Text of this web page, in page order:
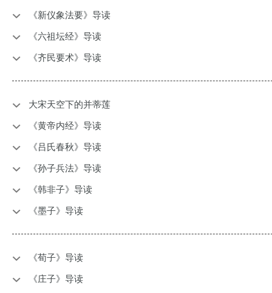
《新仪象法要》导读
《六祖坛经》导读
《齐民要术》导读
大宋天空下的并蒂莲
《黄帝内经》导读
《吕氏春秋》导读
《孙子兵法》导读
《韩非子》导读
《墨子》导读
《荀子》导读
《庄子》导读